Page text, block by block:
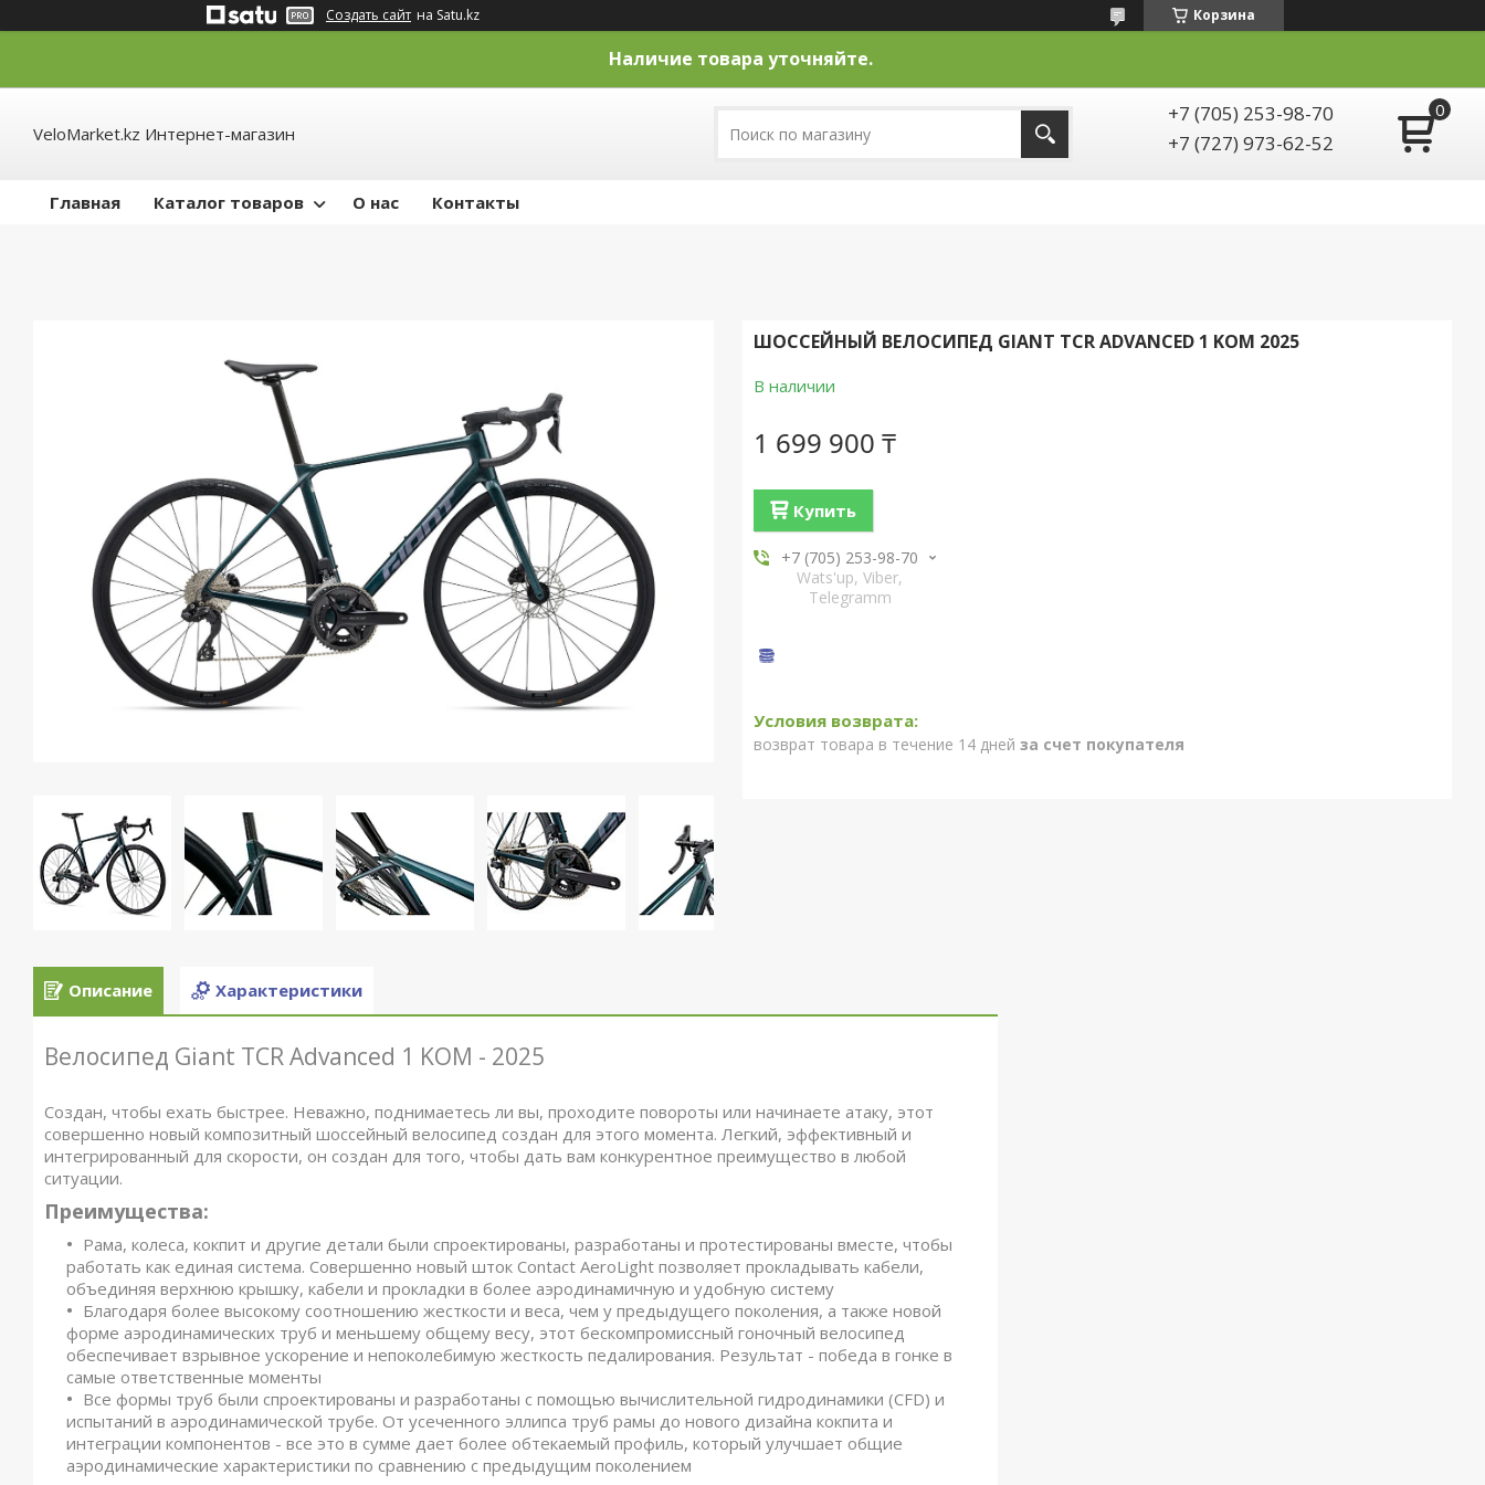
Создать сайт на Satu.kz Корзина
Наличие товара уточняйте.
VeloMarket.kz Интернет-магазин
+7 (705) 253-98-70
+7 (727) 973-62-52
Главная Каталог товаров О нас Контакты
ШОССЕЙНЫЙ ВЕЛОСИПЕД GIANT TCR ADVANCED 1 KOM 2025
В наличии
1 699 900 ₸
Купить
+7 (705) 253-98-70
Wats'up, Viber,
Telegramm
возврат товара в течение 14 дней за счет покупателя
Описание Характеристики
Велосипед Giant TCR Advanced 1 KOM - 2025
Создан, чтобы ехать быстрее. Неважно, поднимаетесь ли вы, проходите повороты или начинаете атаку, этот
совершенно новый композитный шоссейный велосипед создан для этого момента. Легкий, эффективный и
интегрированный для скорости, он создан для того, чтобы дать вам конкурентное преимущество в любой
ситуации.
Преимущества:
Рама, колеса, кокпит и другие детали были спроектированы, разработаны и протестированы вместе, чтобы
работать как единая система. Совершенно новый шток Contact AeroLight позволяет прокладывать кабели,
объединяя верхнюю крышку, кабели и прокладки в более аэродинамичную и удобную систему
Благодаря более высокому соотношению жесткости и веса, чем у предыдущего поколения, а также новой
форме аэродинамических труб и меньшему общему весу, этот бескомпромиссный гоночный велосипед
обеспечивает взрывное ускорение и непоколебимую жесткость педалирования. Результат - победа в гонке в
самые ответственные моменты
Все формы труб были спроектированы и разработаны с помощью вычислительной гидродинамики (CFD) и
испытаний в аэродинамической трубе. От усеченного эллипса труб рамы до нового дизайна кокпита и
интеграции компонентов - все это в сумме дает более обтекаемый профиль, который улучшает общие
аэродинамические характеристики по сравнению с предыдущим поколением